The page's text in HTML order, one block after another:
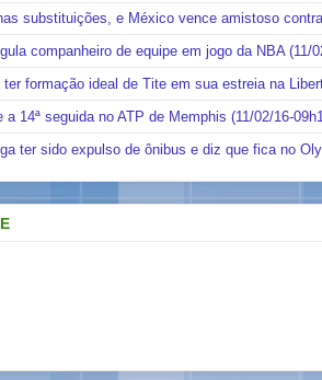
substituições, e México vence amistoso
companheiro de equipe em jogo da NBA (11/
formação ideal de Tite em sua estreia na
a 14ª seguida no ATP de Memphis (11/02/16-
ter sido expulso de ônibus e diz que fica no